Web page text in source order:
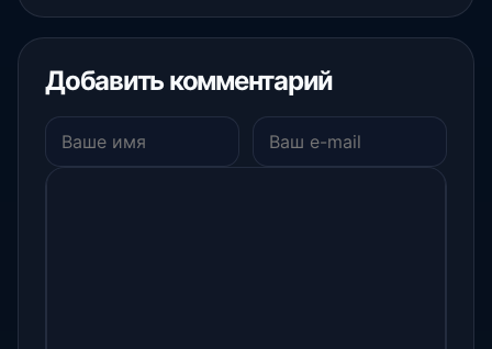
Добавить комментарий